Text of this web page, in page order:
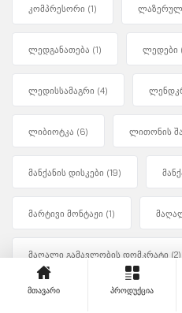
კომპრესორი (1)
ლედგანათება (1) ლედები
ლედისსამაგრი (4)
ლიბიოტკა (6) ლითონის
მანქანის დისკები (19)
მარტივი მონტაჟი (1)
მაღალი გამავლობის დომკრატი (2)
მაღალმტკიცე ტროსი (3)
მთავარი პროდუქცია